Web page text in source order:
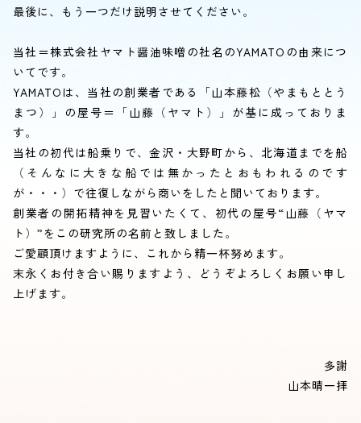
最後に、もう一つだけ説明させてください。
当社＝株式会社ヤマト醤油味噌の社名のYAMATOの由来につ
いてです。
YAMATOは、当社の創業者である「山本藤松（やまもととう
まつ）」の屋号＝「山藤（ヤマト）」が基に成っておりま
す。
当社の初代は船乗りで、金沢・大野町から、北海道までを船
（そんなに大きな船では無かったとおもわれるのです
が・・・）で往復しながら商いをしたと聞いております。
創業者の開拓精神を見習いたくて、初代の屋号“山藤（ヤマ
ト）”をこの研究所の名前と致しました。
ご愛顧頂けますように、これから精一杯努めます。
末永くお付き合い賜りますよう、どうぞよろしくお願い申し
上げます。
多謝
山本晴一拝